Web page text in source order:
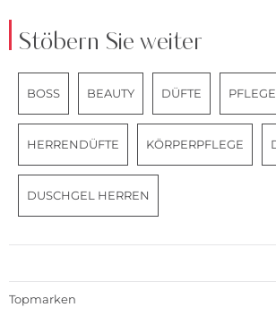
Stöbern Sie weiter
BOSS BEAUTY DÜFTE PFLEGE
HERRENDÜFTE KÖRPERPFLEGE
DUSCHGEL HERREN
Topmarken